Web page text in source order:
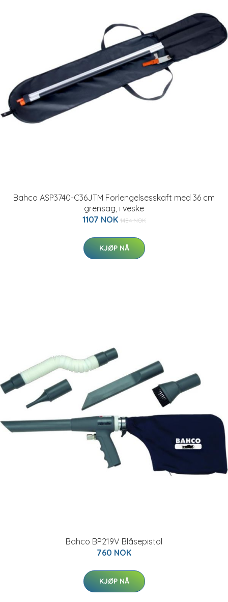
Bahco ASP3740-C36JTM Forlengelsesskaft med 36 cm
grensag, i veske
1107 NOK 1484 NOK
KJØP NÅ
Bahco BP219V Blåsepistol
760 NOK
KJØP NÅ